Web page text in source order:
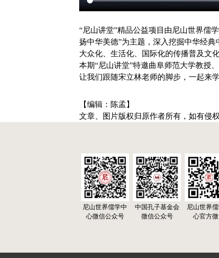
“尼山讲堂”精品公益项目由尼山世界儒
扬中华美德”为主题，深入挖掘中华经
大众化、生活化、国际化的传播普及文
本期“尼山讲堂”特邀曲阜师范大学教授
让我们跟随宋立林老师的脚步，一起来
【编辑：陈孟】
文章、图片版权归原作者所有，如有侵
尼山世界儒学中
心微信公众号
中国孔子基金会
微信公众号
尼山世界
心官方